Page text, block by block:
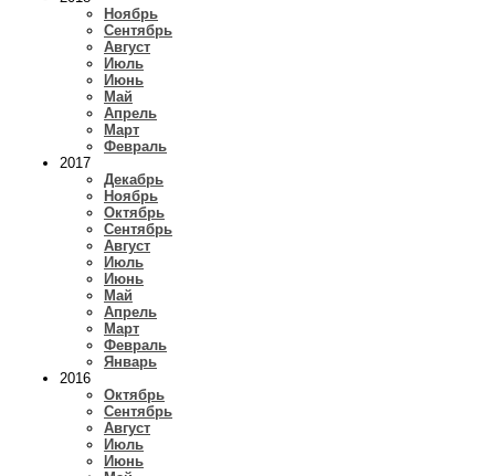
Ноябрь
Сентябрь
Август
Июль
Июнь
Май
Апрель
Март
Февраль
2017
Декабрь
Ноябрь
Октябрь
Сентябрь
Август
Июль
Июнь
Май
Апрель
Март
Февраль
Январь
2016
Октябрь
Сентябрь
Август
Июль
Июнь